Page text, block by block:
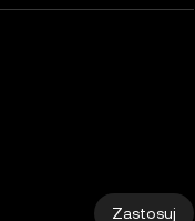
Zastosuj